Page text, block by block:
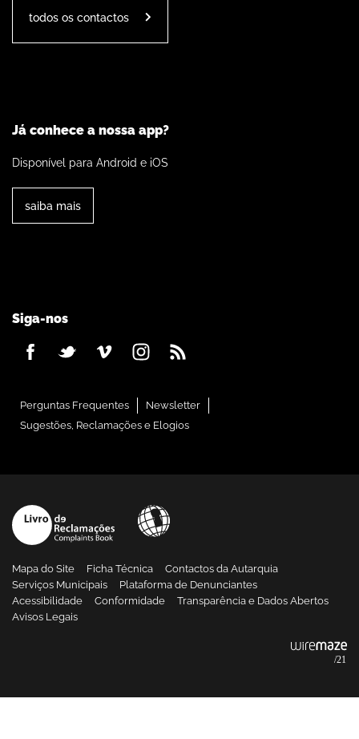
todos os contactos
Já conhece a nossa app?
Disponível para Android e iOS
saiba mais
Siga-nos
Perguntas Frequentes
Newsletter
Sugestões, Reclamações e Elogios
Mapa do Site Ficha Técnica
Contactos da Autarquia
Serviços Municipais
Plataforma de Denunciantes
Acessibilidade
Conformidade
Transparência e Dados Abertos
Avisos Legais